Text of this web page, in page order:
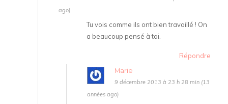
ago)
Tu vois comme ils ont bien travaillé ! On
a beaucoup pensé à toi.
Répondre
Marie
9 décembre 2013 à 23 h 28 min (13
années ago)